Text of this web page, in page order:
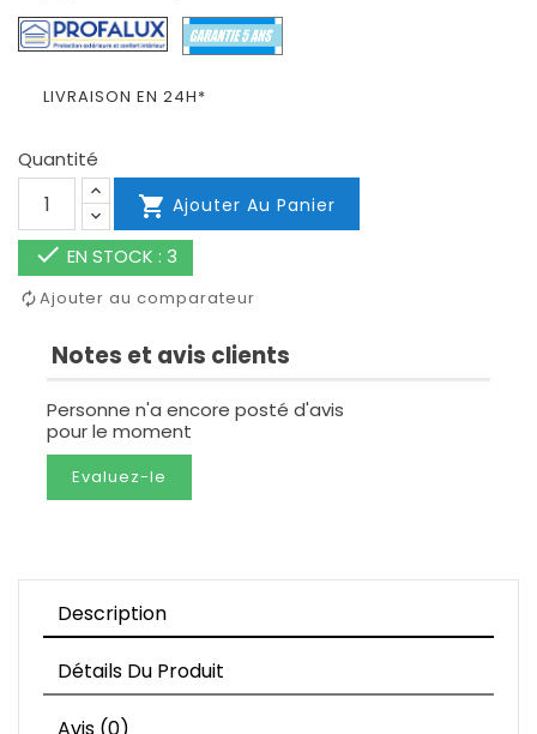
LIVRAISON EN 24H*
Quantité
 Ajouter Au Panier
 EN STOCK : 3
Ajouter au comparateur
Notes et avis clients
Personne n'a encore posté d'avis
pour le moment
Evaluez-le
Description
Détails Du Produit